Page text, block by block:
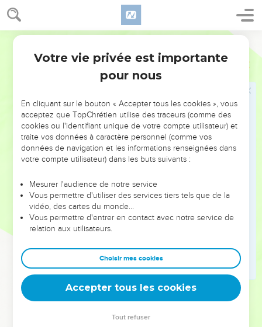
Romains 6
modèle présenté par l’enseignement que vous avez reçu.
18 Vous avez été libérés du péché et vous êtes entrés au
J’emploie cette façon humaine de parler à cause de votre
faiblesse naturelle. Auparavant, vous vous étiez mis tout
qui produisent la révolte contre Dieu ; de même, maintenant,
mettez-vous tout entiers comme esclaves au service de ce
qui est juste pour mener une vie sainte.
Quand vous étiez esclaves du péché, vous étiez libres par
rapport à ce qui est juste.
Qu’avez-vous gagné à commettre alors des actes dont
vous avez honte maintenant ? Ces actes mènent à la mort !
Mais maintenant vous avez été libérés du péché et vous
êtes au service de Dieu ; vous y gagnez d’être dirigés dans
Car le salaire que paie le péché, c’est la mort ; mais le don
que Dieu accorde gratuitement, c’est la vie éternelle dans
l’union avec Jésus-Christ notre Seigneur.
© Société biblique française – Bibli’O, 1997, avec autorisation. Pour vous procurer
Votre vie privée est importante
pour nous
En cliquant sur le bouton « Accepter tous les cookies », vous
acceptez que TopChrétien utilise des traceurs (comme des
cookies ou l'identifiant unique de votre compte utilisateur) et
traite vos données à caractère personnel (comme vos
données de navigation et les informations renseignées dans
votre compte utilisateur) dans les buts suivants :
Mesurer l'audience de notre service
Vous permettre d'utiliser des services tiers tels que de la
vidéo, des cartes du monde…
Vous permettre d'entrer en contact avec notre service de
relation aux utilisateurs.
Choisir mes cookies
Accepter tous les cookies
Tout refuser